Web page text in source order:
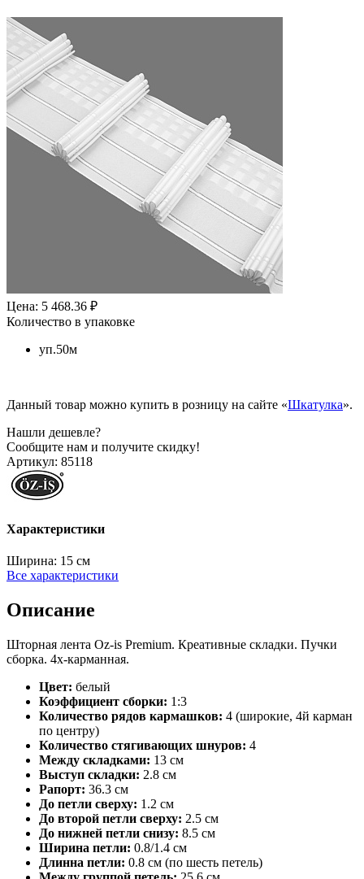
Цена: 5 468.36 ₽
Количество в упаковке
уп.50м
Данный товар можно купить в розницу на сайте «Шкатулка».
Нашли дешевле?
Сообщите нам и получите скидку!
Артикул: 85118
Характеристики
Ширина: 15 см
Все характеристики
Описание
Шторная лента Oz-is Premium. Креативные складки. Пучки
сборка. 4х-карманная.
Цвет: белый
Коэффициент сборки: 1:3
Количество рядов кармашков: 4 (широкие, 4й карман
по центру)
Количество стягивающих шнуров: 4
Между складками: 13 см
Выступ складки: 2.8 см
Рапорт: 36.3 см
До петли сверху: 1.2 см
До второй петли сверху: 2.5 см
До нижней петли снизу: 8.5 см
Ширина петли: 0.8/1.4 см
Длинна петли: 0.8 см (по шесть петель)